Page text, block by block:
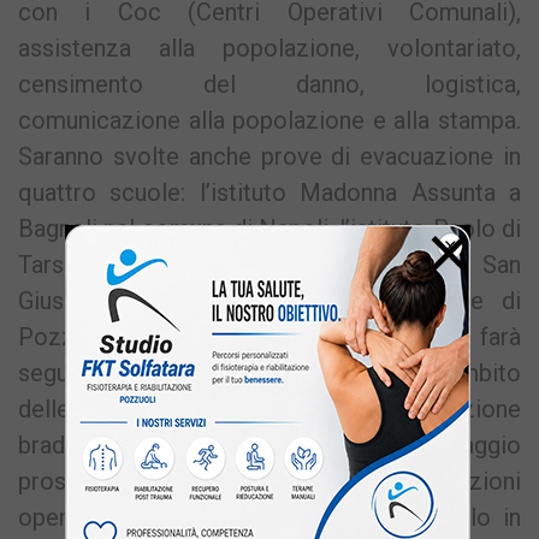
con i Coc (Centri Operativi Comunali),
assistenza alla popolazione, volontariato,
censimento del danno, logistica,
comunicazione alla popolazione e alla stampa.
Saranno svolte anche prove di evacuazione in
quattro scuole: l’istituto Madonna Assunta a
Bagnoli nel comune di Napoli, l’istituto Paolo di
Tarso nel comune di Bacoli, le scuole San
Giuseppe e Giacinto Diano nel comune di
Pozzuoli. All’esercitazione di lunedì farà
seguito un ulteriore test sempre nell’ambito
delle procedure previste dalla Pianificazione
bradisismica: si terrà il 30 e 31 maggio
prossimo e servirà a verificare le azioni
operative relative al terzo scenario quello in
×